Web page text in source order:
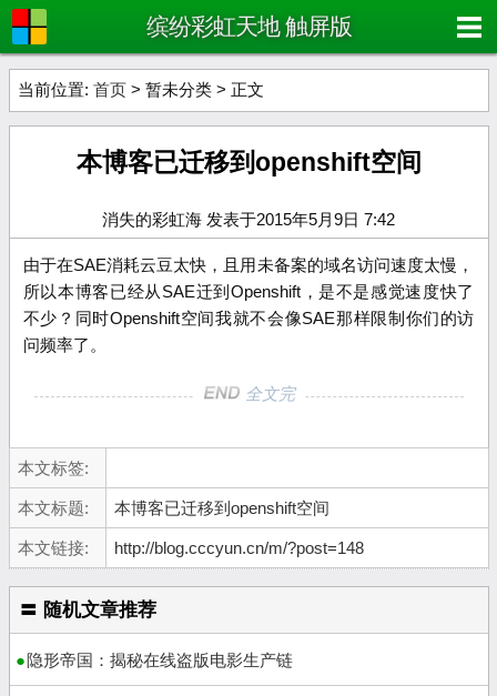
缤纷彩虹天地 触屏版
当前位置: 首页 > 暂未分类 > 正文
本博客已迁移到openshift空间
消失的彩虹海 发表于2015年5月9日 7:42
由于在SAE消耗云豆太快，且用未备案的域名访问速度太慢，
所以本博客已经从SAE迁到Openshift，是不是感觉速度快了
不少？同时Openshift空间我就不会像SAE那样限制你们的访
问频率了。
全文完
本文标签:
本文标题: 本博客已迁移到openshift空间
本文链接: http://blog.cccyun.cn/m/?post=148
〓 随机文章推荐
隐形帝国：揭秘在线盗版电影生产链